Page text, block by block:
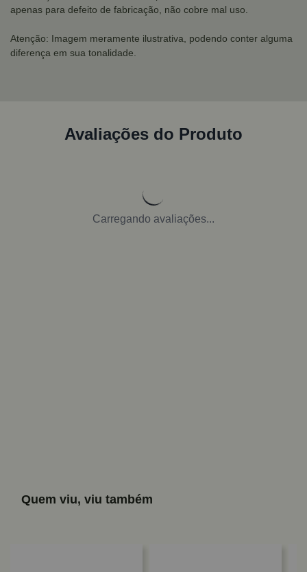
apenas para defeito de fabricação, não cobre mal uso.
Atenção: Imagem meramente ilustrativa, podendo conter alguma
diferença em sua tonalidade.
Avaliações do Produto
Carregando avaliações...
Quem viu, viu também